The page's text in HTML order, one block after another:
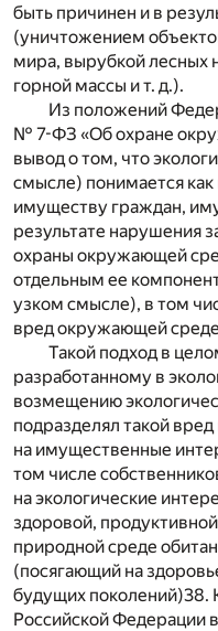
быть причинен и в
(уничтожением
мира, вырубкой лесных
горной массы и т. д.).
Из положений
№ 7-ФЗ «Об охране
вывод о том, что
смысле) понимается
имуществу граждан,
результате нарушения
охраны окружающей
отдельным ее
узком смысле), в том
вред окружающей
Такой подход в
разработанному в
возмещению
подразделял такой
на имущественные
том числе
на экологические
здоровой,
природной среде
(посягающий на
будущих поколений)38.
Российской Федерации